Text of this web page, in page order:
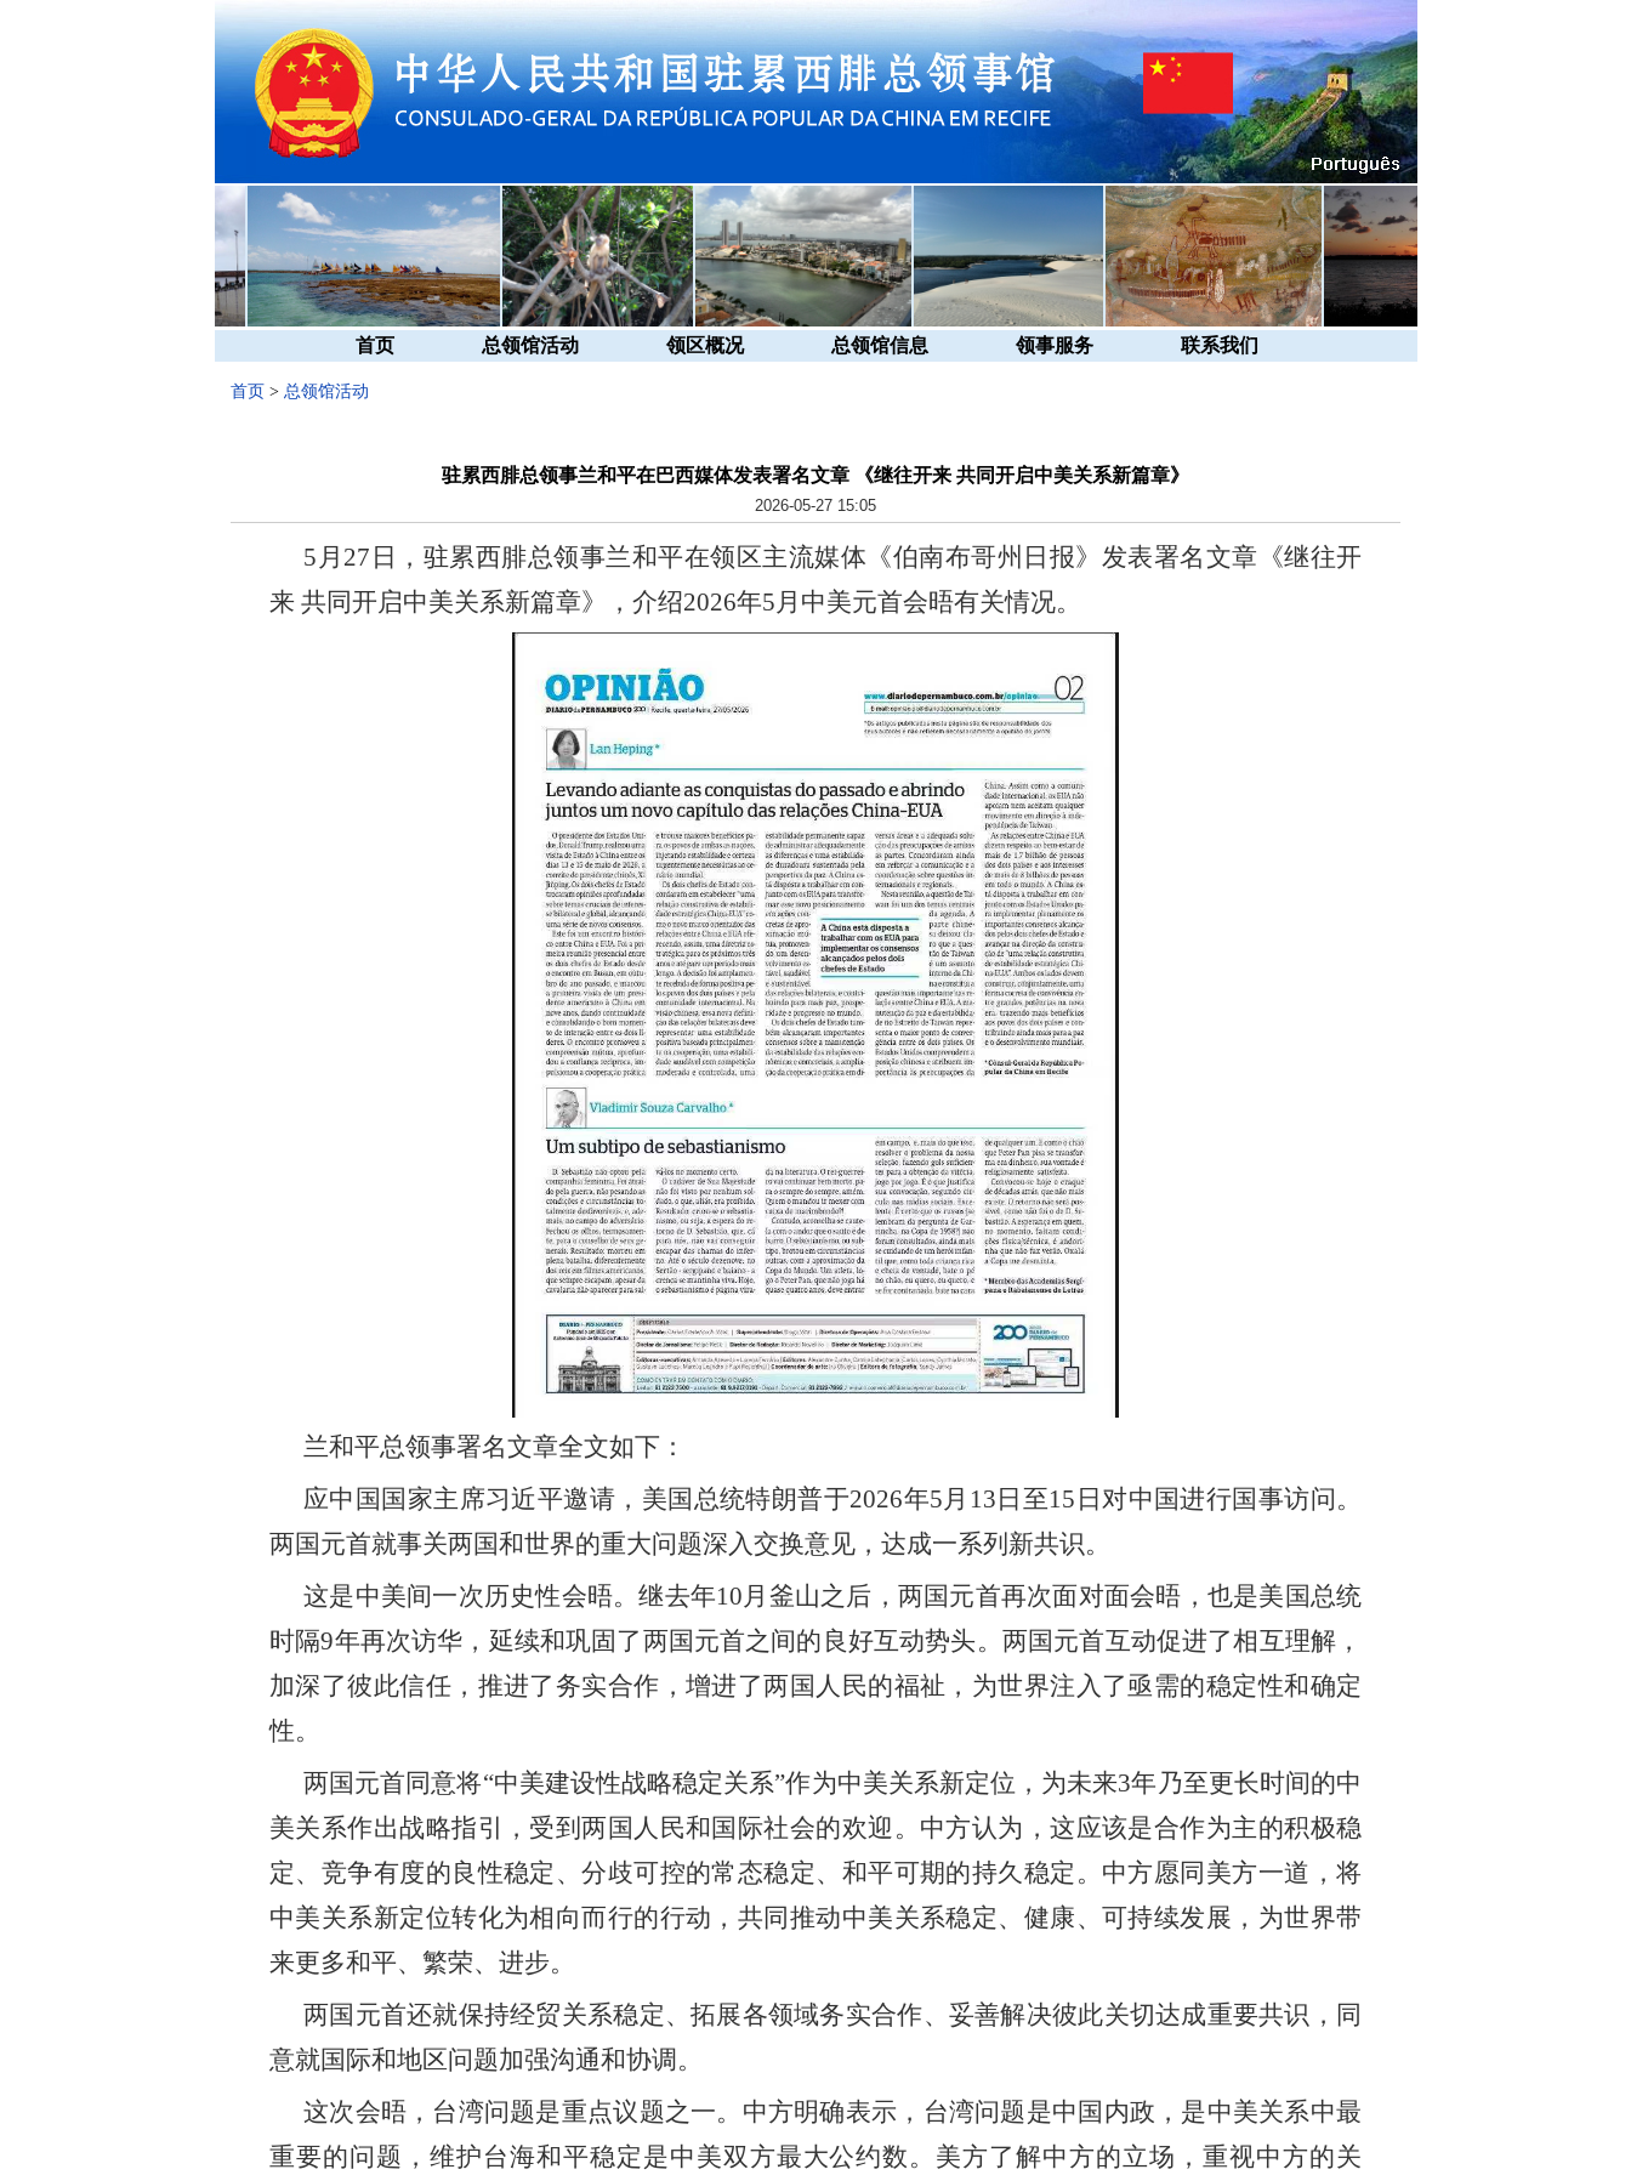
首页 总领馆活动 领区概况 总领馆信息 领事服务 联系我们
首页 > 总领馆活动
驻累西腓总领事兰和平在巴西媒体发表署名文章 《继往开来 共同开启中美关系新篇章》
2026-05-27 15:05
5月27日，驻累西腓总领事兰和平在领区主流媒体《伯南布哥州日报》发表署名文章《继往开
来 共同开启中美关系新篇章》，介绍2026年5月中美元首会晤有关情况。
兰和平总领事署名文章全文如下：
应中国国家主席习近平邀请，美国总统特朗普于2026年5月13日至15日对中国进行国事访问。
两国元首就事关两国和世界的重大问题深入交换意见，达成一系列新共识。
这是中美间一次历史性会晤。继去年10月釜山之后，两国元首再次面对面会晤，也是美国总统
时隔9年再次访华，延续和巩固了两国元首之间的良好互动势头。两国元首互动促进了相互理解，
加深了彼此信任，推进了务实合作，增进了两国人民的福祉，为世界注入了亟需的稳定性和确定
性。
两国元首同意将“中美建设性战略稳定关系”作为中美关系新定位，为未来3年乃至更长时间的中
美关系作出战略指引，受到两国人民和国际社会的欢迎。中方认为，这应该是合作为主的积极稳
定、竞争有度的良性稳定、分歧可控的常态稳定、和平可期的持久稳定。中方愿同美方一道，将
中美关系新定位转化为相向而行的行动，共同推动中美关系稳定、健康、可持续发展，为世界带
来更多和平、繁荣、进步。
两国元首还就保持经贸关系稳定、拓展各领域务实合作、妥善解决彼此关切达成重要共识，同
意就国际和地区问题加强沟通和协调。
这次会晤，台湾问题是重点议题之一。中方明确表示，台湾问题是中国内政，是中美关系中最
重要的问题，维护台海和平稳定是中美双方最大公约数。美方了解中方的立场，重视中方的关